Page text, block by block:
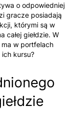
o odpowiedniej
gracze posiadają
którymi są w
całej giełdzie. W
w portfelach
kursu?